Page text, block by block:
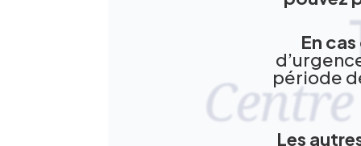
En
période
Les